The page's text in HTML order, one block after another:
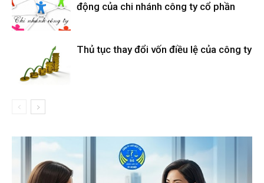
động của chi nhánh công ty cổ phần
Thủ tục thay đổi vốn điều lệ của công ty